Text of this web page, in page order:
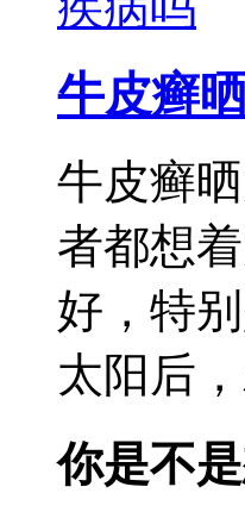
牛皮癣
牛皮癣
者都想
好，特
太阳后
你是不